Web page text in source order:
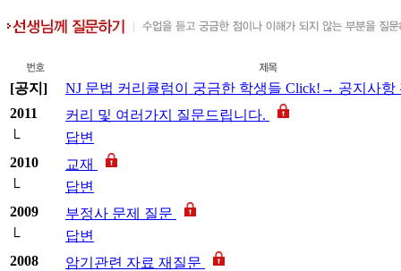
[공지]
NJ 문법 커리큘럼이 궁금한 학생들 Click!→ 공지사항
2011
커리 및 여러가지 질문드립니다.
└
답변
2010
교재
└
답변
2009
부정사 문제 질문
└
답변
2008
암기관련 자료 재질문